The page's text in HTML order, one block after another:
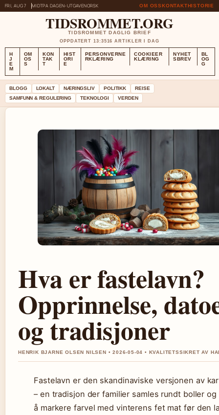
FRI, AUG 7 MIDTPA DAGEN-UTGAVENORSK OM OSSKONTAKTHISTORIE
TIDSROMMET.ORG
TIDSROMMET DAGLIG BRIEF
OPPDATERT 13:3516 ARTIKLER I DAG
H
J
E
M
OM
OS
S
KON
TAK
T
HIST
ORI
E
PERSONVERNE
RKLÆRING
COOKIEER
KLÆRING
NYHET
SBREV
BL
OG
G
BLOGG LOKALT NÆRINGSLIV POLITIKK
REISE
SAMFUNN & REGULERING
TEKNOLOGI VERDEN
Hva er fastelavn?
Opprinnelse,
og tradisjoner
HENRIK BJARNE OLSEN NILSEN • 2026-05-04 • KVALITETSSIKRET AV
Fastelavn er den skandinaviske versjonen av
– en tradisjon der familier samles rundt boller
å markere farvel med vinterens fet mat før den